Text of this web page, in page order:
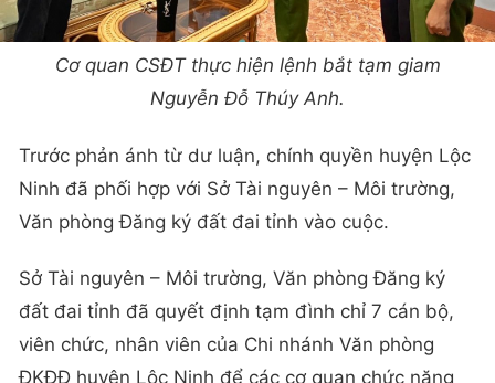
Cơ quan CSĐT thực hiện lệnh bắt tạm giam
Nguyễn Đỗ Thúy Anh.
Trước phản ánh từ dư luận, chính quyền huyện Lộc
Ninh đã phối hợp với Sở Tài nguyên – Môi trường,
Văn phòng Đăng ký đất đai tỉnh vào cuộc.
Sở Tài nguyên – Môi trường, Văn phòng Đăng ký
đất đai tỉnh đã quyết định tạm đình chỉ 7 cán bộ,
viên chức, nhân viên của Chi nhánh Văn phòng
ĐKĐĐ huyện Lộc Ninh để các cơ quan chức năng